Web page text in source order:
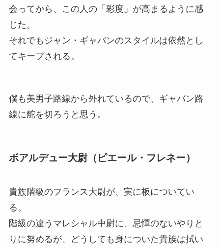
会ってから、この人の「彩度」が高まるように感
じた。
それでもジャン・ギャバンのスタイルは依然とし
てキープされる。
僕も美男子路線から外れているので、ギャバン路
線に舵を切ろうと思う。
ボアルデュー大尉（ピエール・フレネー）
貴族階級のフランス大尉が、実に板についてい
る。
階級の違うマレシャル中尉に、忌憚のないやりと
りに努めるが、どうしても身についた貴族は拭い